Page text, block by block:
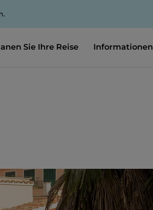
Sie Ihre Reise Informationen